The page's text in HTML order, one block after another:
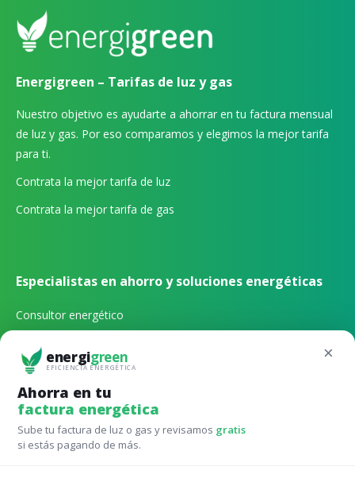
Energigreen – Tarifas de luz y gas
Nuestro objetivo es ayudarte a ahorrar en tu factura mensual
de luz y gas. Por eso comparamos y elegimos la mejor tarifa
para ti.
Contrata la mejor tarifa de luz
Contrata la mejor tarifa de gas
Especialistas en ahorro y soluciones energéticas
Consultor energético
Gestión energética externa
Qué tarifa de luz contratar
Qué potencia de luz contratar
Calculadora autoconsumo online
energigreen
EFICIENCIA ENERGÉTICA
Ahorra en tu
factura energética
Sube tu factura de luz o gas y revisamos gratis
si estás pagando de más.
×